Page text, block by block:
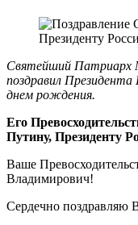
Святейший Патриарх
поздравил
днем рождения.
Его
Путину, Президенту
Ваше
Владимирович!
Сердечно поздравляю